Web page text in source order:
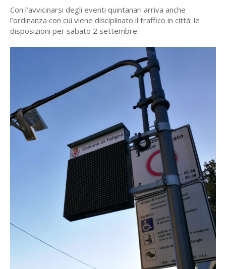
Con l’avvicinarsi degli eventi quintanari arriva anche
l’ordinanza con cui viene disciplinato il traffico in città: le
disposizioni per sabato 2 settembre